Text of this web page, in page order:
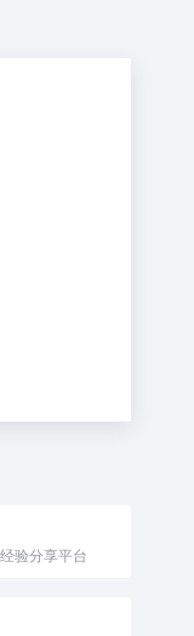
验分享平台